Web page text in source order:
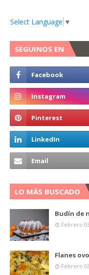
Select Language ▼
SEGUINOS EN
LO MÁS BUSCADO
Budín de
Febrero
Flanes
Febrero